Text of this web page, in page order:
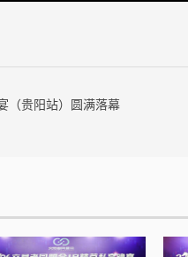
（贵阳站）圆满落幕